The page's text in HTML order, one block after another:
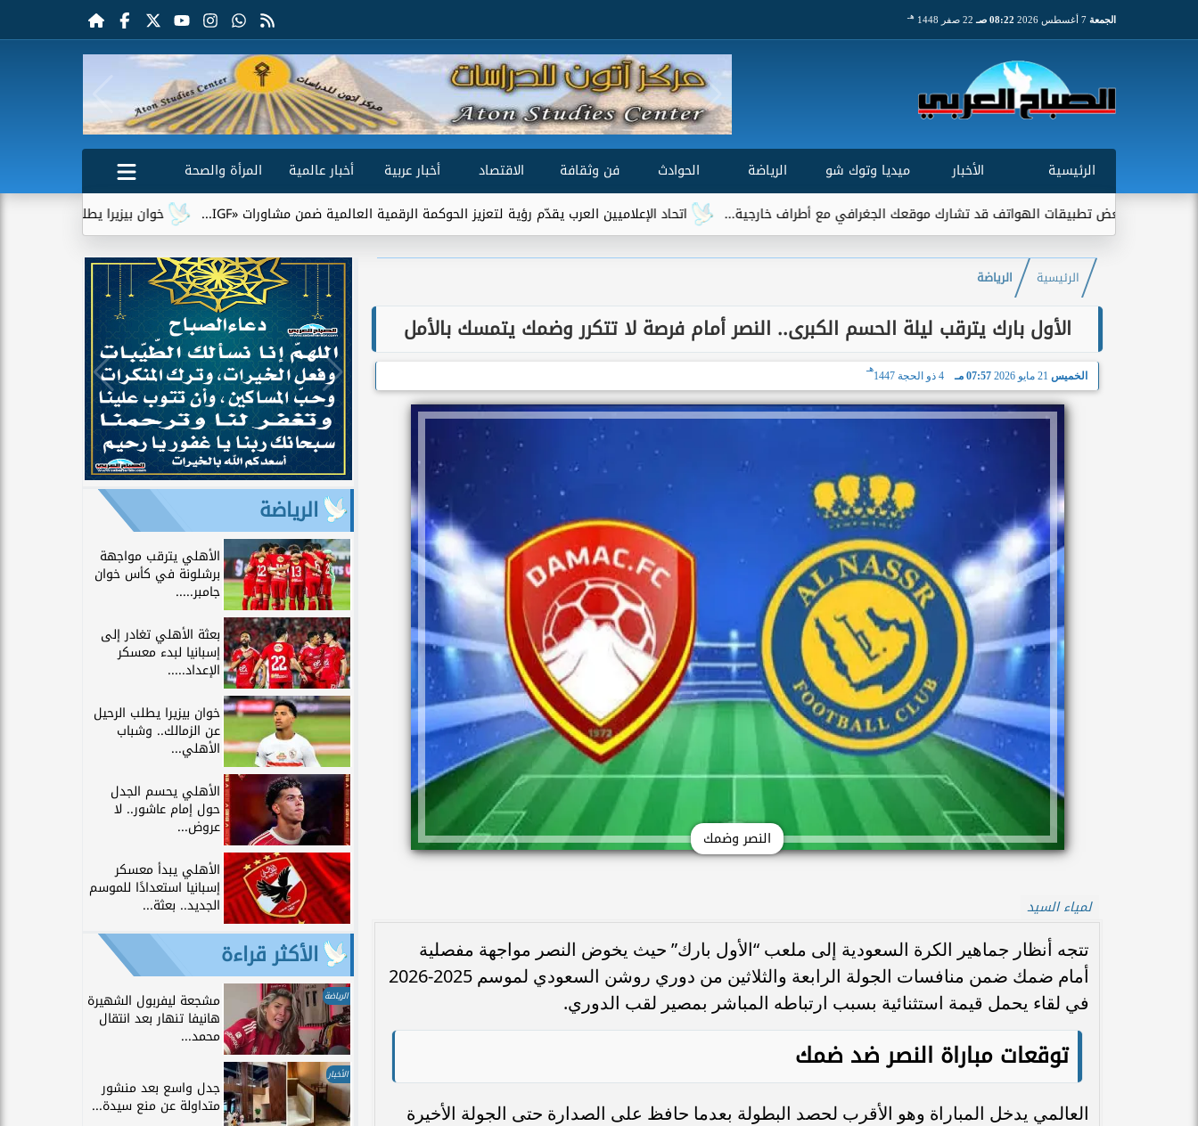
الجمعة 08:22 صـ 22 صفر 1448 هـ
الرئيسية الأخبار ميديا وتوك شو الرياضة الحوادث فن وثقافة الاقتصاد أخبار عربية أخبار عالمية
المرأة والصحة
خوان بيزيرا يطلب الرحيل عن الزمالك.. وشباب
اتحاد الإعلاميين العرب يقدّم رؤية لتعزيز الحوكمة الرقمية العالمية ضمن مشاورات «IGF... الهواتف قد تشارك موقعك الجغرافي مع أطراف خارجية...
الرئيسية الرياضة
الأول بارك يترقب ليلة الحسم الكبرى.. النصر أمام فرصة لا تتكرر وضمك يتمسك بالأمل
الخميس 07:57 مـ 4 ذو الحجة 1447
هـ
النصر وضمك
لمياء السيد
تتجه أنظار جماهير الكرة السعودية إلى ملعب “الأول بارك” حيث يخوض النصر مواجهة مفصلية
أمام ضمك ضمن منافسات الجولة الرابعة والثلاثين من دوري روشن السعودي لموسم 2025-2026
في لقاء يحمل قيمة استثنائية بسبب ارتباطه المباشر بمصير لقب الدوري.
توقعات مباراة النصر ضد ضمك
العالمي يدخل المباراة وهو الأقرب لحصد البطولة بعدما حافظ على الصدارة حتى الجولة الأخيرة
الرياضة
الأهلي يترقب مواجهة
برشلونة في كأس خوان
جامبر.....
بعثة الأهلي تغادر إلى
إسبانيا لبدء معسكر
الإعداد.....
خوان بيزيرا يطلب الرحيل
عن الزمالك.. وشباب
الأهلي...
الأهلي يحسم الجدل
حول إمام عاشور.. لا
عروض...
الأهلي يبدأ معسكر
إسبانيا استعدادًا للموسم
الجديد.. بعثة...
الأكثر قراءة
الرياضة مشجعة ليفربول الشهيرة
هانيفا تنهار بعد انتقال
محمد...
الأخبار
جدل واسع بعد منشور
متداولة عن منع سيدة...